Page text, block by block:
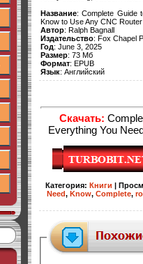
Название: Complete Guide
Know to Use Any CNC Router
Автор: Ralph Bagnall
Издательство: Fox Chapel
Год: June 3, 2025
Размер: 73 Мб
Формат: EPUB
Язык: Английский
Скачать:
Everything You
Категория: Книги
Need, Know, Complete,